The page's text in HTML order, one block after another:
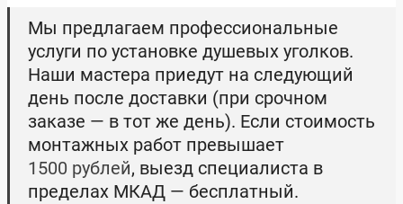
Мы предлагаем профессиональные
услуги по установке душевых уголков.
Наши мастера приедут на следующий
день после доставки (при срочном
заказе — в тот же день). Если стоимость
монтажных работ превышает
1500 рублей, выезд специалиста в
пределах МКАД — бесплатный.